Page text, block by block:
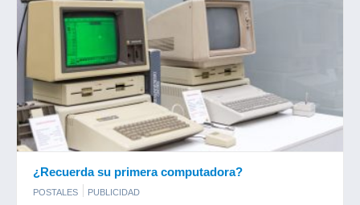
¿Recuerda su primera computadora?
POSTALES PUBLICIDAD